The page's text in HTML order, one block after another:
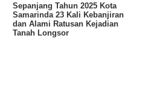
Sepanjang Tahun 2025 Kota
Samarinda 23 Kali Kebanjiran
dan Alami Ratusan Kejadian
Tanah Longsor